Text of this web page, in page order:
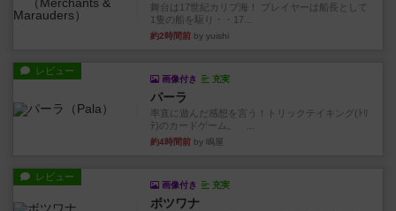
舞台は17世紀カリブ海！ プレイヤーは船長として
1隻の船を駆り・・17...
約2時間前 by yuishi
レビュー
画像付き 充実
パーラ
率直に遊んだ感想を言う！トリックテイキング(ﾄﾘ
ﾃ)のカードゲーム。 ...
約4時間前 by 鳴屋
レビュー
画像付き 充実
ボツワナ